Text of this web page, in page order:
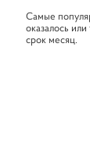
Самые
оказалось
срок месяц.